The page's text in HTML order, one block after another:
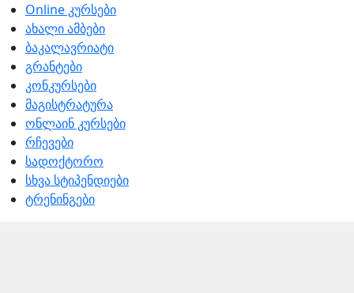
Online კურსები
ახალი ამბები
ბაკალავრიატი
გრანტები
კონკურსები
მაგისტრატურა
ონლაინ კურსები
რჩევები
სადოქტორო
სხვა სტიპენდიები
ტრენინგები